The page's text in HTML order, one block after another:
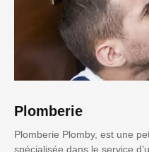
Plomberie
Plomberie Plomby, est une
spécialisée dans le service